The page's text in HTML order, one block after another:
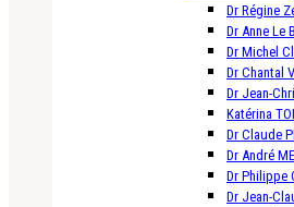
Dr Régine
Dr Anne Le
Dr Michel
Dr Chantal
Dr Jean-
Katérina
Dr Claude
Dr André
Dr Philippe
Dr Jean-